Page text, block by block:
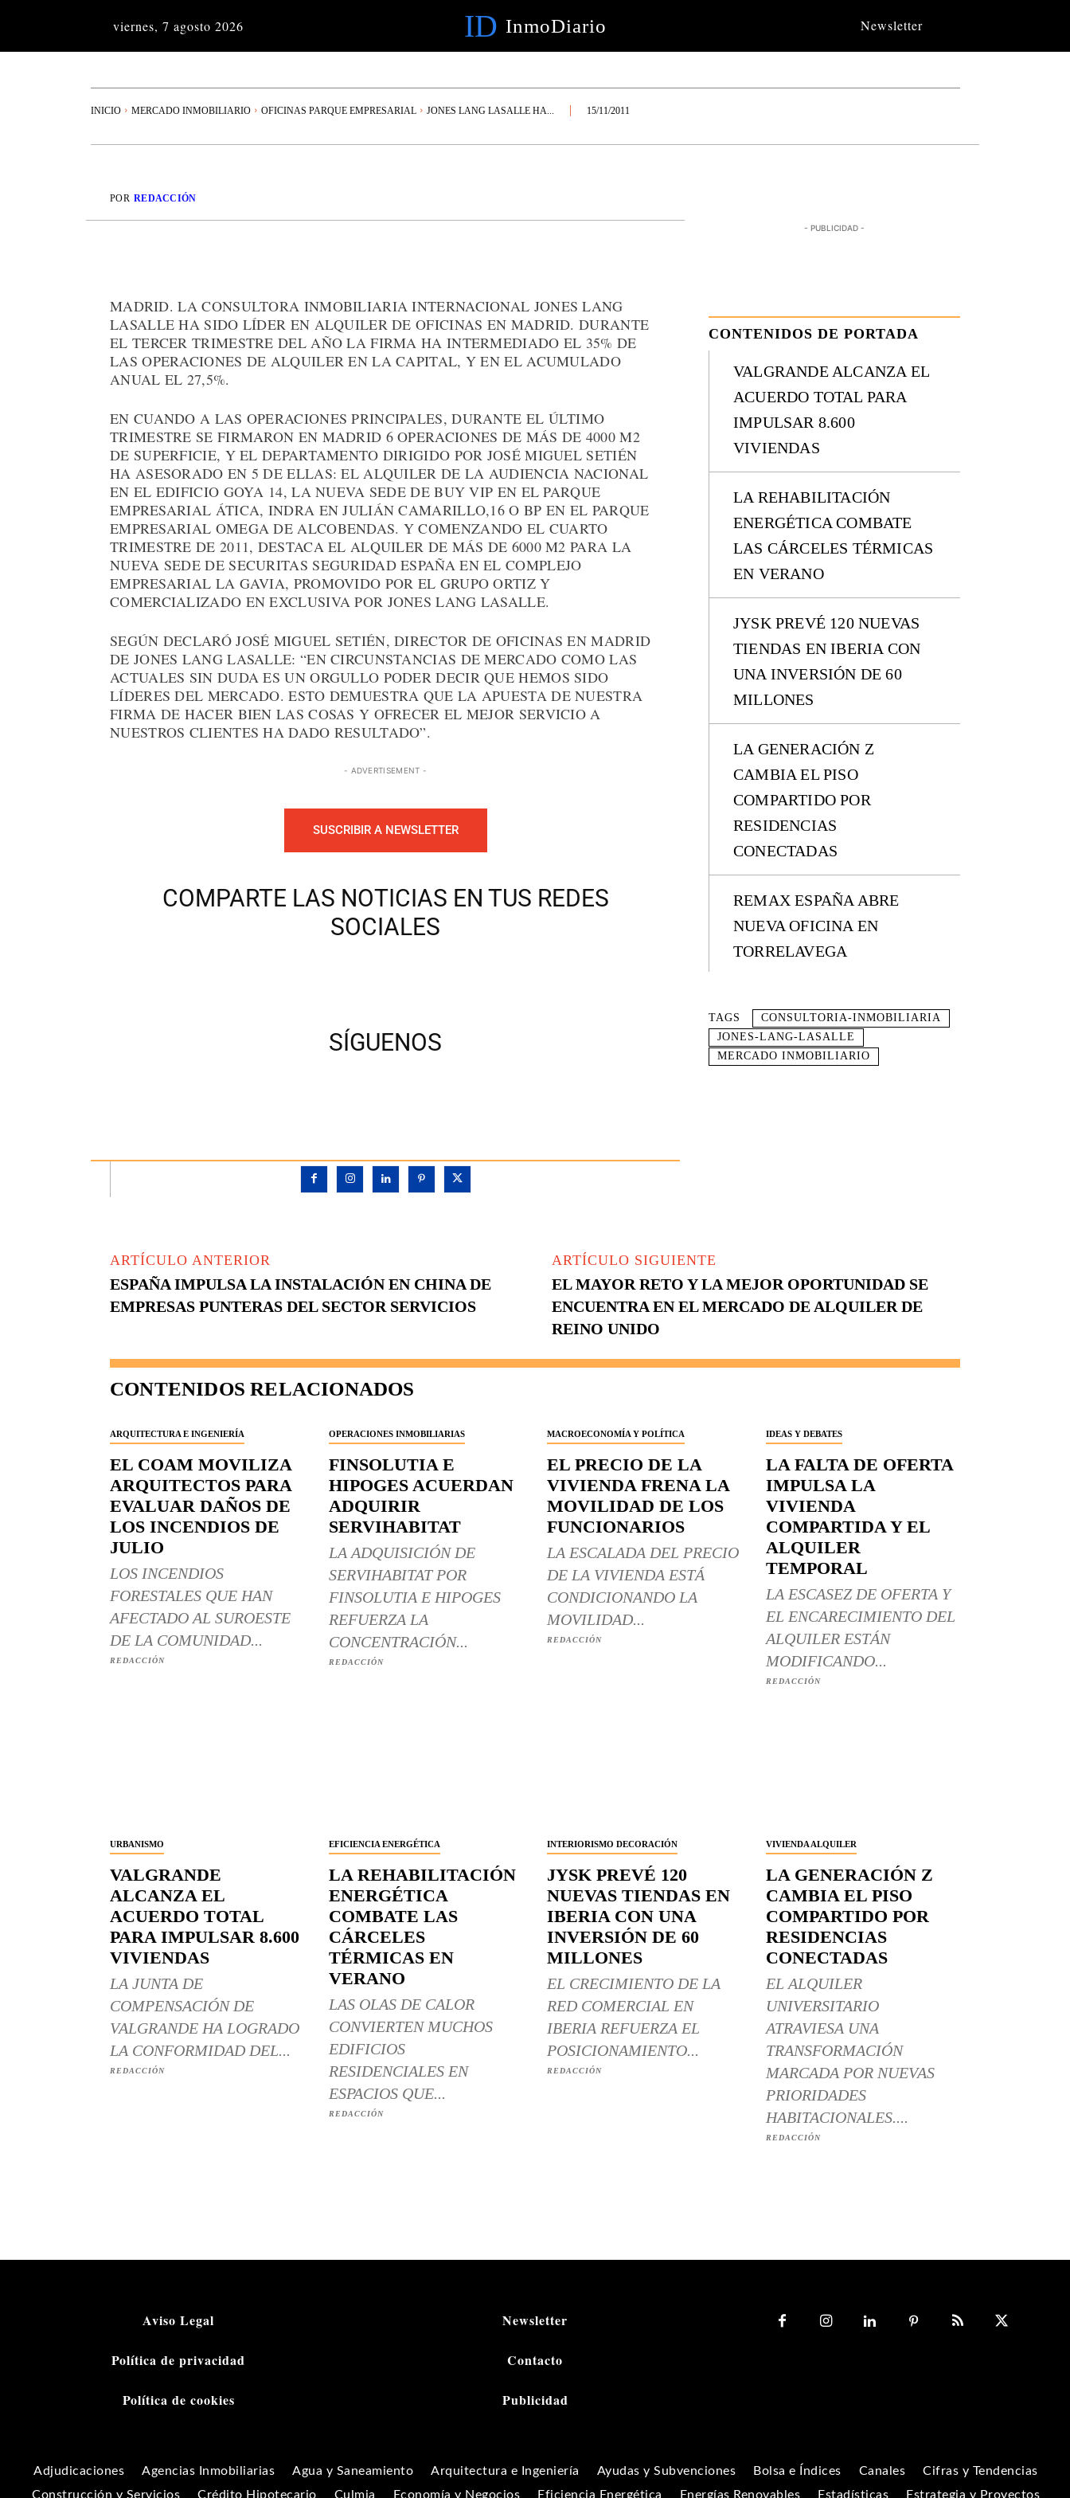
viernes, 7 agosto 2026 ID InmoDiario Newsletter
INICIO MERCADO INMOBILIARIO OFICINAS PARQUE EMPRESARIAL JONES LANG LASALLE HA... 15/11/2011
POR REDACCIÓN
MADRID. LA CONSULTORA INMOBILIARIA INTERNACIONAL JONES LANG
LASALLE HA SIDO LÍDER EN ALQUILER DE OFICINAS EN MADRID. DURANTE
EL TERCER TRIMESTRE DEL AÑO LA FIRMA HA INTERMEDIADO EL 35% DE
LAS OPERACIONES DE ALQUILER EN LA CAPITAL, Y EN EL ACUMULADO
ANUAL EL 27,5%.
EN CUANDO A LAS OPERACIONES PRINCIPALES, DURANTE EL ÚLTIMO
TRIMESTRE SE FIRMARON EN MADRID 6 OPERACIONES DE MÁS DE 4000 M2
DE SUPERFICIE, Y EL DEPARTAMENTO DIRIGIDO POR JOSÉ MIGUEL SETIÉN
HA ASESORADO EN 5 DE ELLAS: EL ALQUILER DE LA AUDIENCIA NACIONAL
EN EL EDIFICIO GOYA 14, LA NUEVA SEDE DE BUY VIP EN EL PARQUE
EMPRESARIAL ÁTICA, INDRA EN JULIÁN CAMARILLO,16 O BP EN EL PARQUE
EMPRESARIAL OMEGA DE ALCOBENDAS. Y COMENZANDO EL CUARTO
TRIMESTRE DE 2011, DESTACA EL ALQUILER DE MÁS DE 6000 M2 PARA LA
NUEVA SEDE DE SECURITAS SEGURIDAD ESPAÑA EN EL COMPLEJO
EMPRESARIAL LA GAVIA, PROMOVIDO POR EL GRUPO ORTIZ Y
COMERCIALIZADO EN EXCLUSIVA POR JONES LANG LASALLE.
SEGÚN DECLARÓ JOSÉ MIGUEL SETIÉN, DIRECTOR DE OFICINAS EN MADRID
DE JONES LANG LASALLE: “EN CIRCUNSTANCIAS DE MERCADO COMO LAS
ACTUALES SIN DUDA ES UN ORGULLO PODER DECIR QUE HEMOS SIDO
LÍDERES DEL MERCADO. ESTO DEMUESTRA QUE LA APUESTA DE NUESTRA
FIRMA DE HACER BIEN LAS COSAS Y OFRECER EL MEJOR SERVICIO A
NUESTROS CLIENTES HA DADO RESULTADO”.
- ADVERTISEMENT -
SUSCRIBIR A NEWSLETTER
COMPARTE LAS NOTICIAS EN TUS REDES
SOCIALES
SÍGUENOS
- PUBLICIDAD -
CONTENIDOS DE PORTADA
VALGRANDE ALCANZA EL
ACUERDO TOTAL PARA
IMPULSAR 8.600
VIVIENDAS
LA REHABILITACIÓN
ENERGÉTICA COMBATE
LAS CÁRCELES TÉRMICAS
EN VERANO
JYSK PREVÉ 120 NUEVAS
TIENDAS EN IBERIA CON
UNA INVERSIÓN DE 60
MILLONES
LA GENERACIÓN Z
CAMBIA EL PISO
COMPARTIDO POR
RESIDENCIAS
CONECTADAS
REMAX ESPAÑA ABRE
NUEVA OFICINA EN
TORRELAVEGA
TAGS
CONSULTORIA-INMOBILIARIA
JONES-LANG-LASALLE
MERCADO INMOBILIARIO
ARTÍCULO ANTERIOR
ESPAÑA IMPULSA LA INSTALACIÓN EN CHINA DE
EMPRESAS PUNTERAS DEL SECTOR SERVICIOS
ARTÍCULO SIGUIENTE
EL MAYOR RETO Y LA MEJOR OPORTUNIDAD SE
ENCUENTRA EN EL MERCADO DE ALQUILER DE
REINO UNIDO
CONTENIDOS RELACIONADOS
ARQUITECTURA E INGENIERÍA
EL COAM MOVILIZA
ARQUITECTOS PARA
EVALUAR DAÑOS DE
LOS INCENDIOS DE
JULIO
LOS INCENDIOS
FORESTALES QUE HAN
AFECTADO AL SUROESTE
DE LA COMUNIDAD...
REDACCIÓN
OPERACIONES INMOBILIARIAS
FINSOLUTIA E
HIPOGES ACUERDAN
ADQUIRIR
SERVIHABITAT
LA ADQUISICIÓN DE
SERVIHABITAT POR
FINSOLUTIA E HIPOGES
REFUERZA LA
CONCENTRACIÓN...
REDACCIÓN
MACROECONOMÍA Y POLÍTICA
EL PRECIO DE LA
VIVIENDA FRENA LA
MOVILIDAD DE LOS
FUNCIONARIOS
LA ESCALADA DEL PRECIO
DE LA VIVIENDA ESTÁ
CONDICIONANDO LA
MOVILIDAD...
REDACCIÓN
IDEAS Y DEBATES
LA FALTA DE OFERTA
IMPULSA LA
VIVIENDA
COMPARTIDA Y EL
ALQUILER
TEMPORAL
LA ESCASEZ DE OFERTA Y
EL ENCARECIMIENTO DEL
ALQUILER ESTÁN
MODIFICANDO...
REDACCIÓN
URBANISMO
VALGRANDE
ALCANZA EL
ACUERDO TOTAL
PARA IMPULSAR 8.600
VIVIENDAS
LA JUNTA DE
COMPENSACIÓN DE
VALGRANDE HA LOGRADO
LA CONFORMIDAD DEL...
REDACCIÓN
EFICIENCIA ENERGÉTICA
LA REHABILITACIÓN
ENERGÉTICA
COMBATE LAS
CÁRCELES
TÉRMICAS EN
VERANO
LAS OLAS DE CALOR
CONVIERTEN MUCHOS
EDIFICIOS
RESIDENCIALES EN
ESPACIOS QUE...
REDACCIÓN
INTERIORISMO DECORACIÓN
JYSK PREVÉ 120
NUEVAS TIENDAS EN
IBERIA CON UNA
INVERSIÓN DE 60
MILLONES
EL CRECIMIENTO DE LA
RED COMERCIAL EN
IBERIA REFUERZA EL
POSICIONAMIENTO...
REDACCIÓN
VIVIENDA ALQUILER
LA GENERACIÓN Z
CAMBIA EL PISO
COMPARTIDO POR
RESIDENCIAS
CONECTADAS
EL ALQUILER
UNIVERSITARIO
ATRAVIESA UNA
TRANSFORMACIÓN
MARCADA POR NUEVAS
PRIORIDADES
HABITACIONALES....
REDACCIÓN
Aviso Legal
Política de privacidad
Política de cookies
Newsletter
Contacto
Publicidad
Adjudicaciones Agencias Inmobiliarias Agua y Saneamiento Arquitectura e Ingeniería Ayudas y Subvenciones Bolsa e Índices Canales
Cifras y Tendencias
Construcción y Servicios
Crédito Hipotecario Culmia Economía y Negocios Eficiencia Energética Energías Renovables Estadísticas Estrategia y Proyectos